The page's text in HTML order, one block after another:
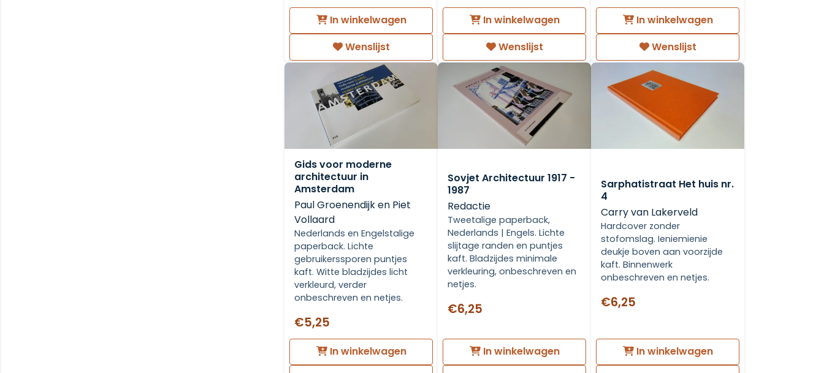
In winkelwagen
Wenslijst
In winkelwagen
Wenslijst
In winkelwagen
Wenslijst
Gids voor moderne
architectuur in
Amsterdam
Paul Groenendijk en Piet
Vollaard
Nederlands en Engelstalige
paperback. Lichte
gebruikerssporen puntjes
kaft. Witte bladzijdes licht
verkleurd, verder
onbeschreven en netjes.
€5,25
In winkelwagen
Sovjet Architectuur 1917 -
1987
Redactie
Tweetalige paperback,
Nederlands | Engels. Lichte
slijtage randen en puntjes
kaft. Bladzijdes minimale
verkleuring, onbeschreven en
netjes.
€6,25
In winkelwagen
Sarphatistraat Het huis nr.
4
Carry van Lakerveld
Hardcover zonder
stofomslag. Ieniemienie
deukje boven aan voorzijde
kaft. Binnenwerk
onbeschreven en netjes.
€6,25
In winkelwagen